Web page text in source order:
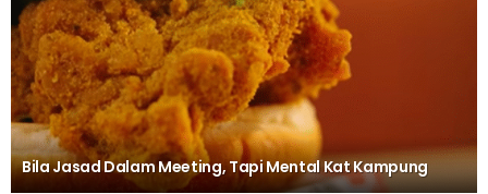
Bila Jasad Dalam Meeting, Tapi Mental Kat Kampung